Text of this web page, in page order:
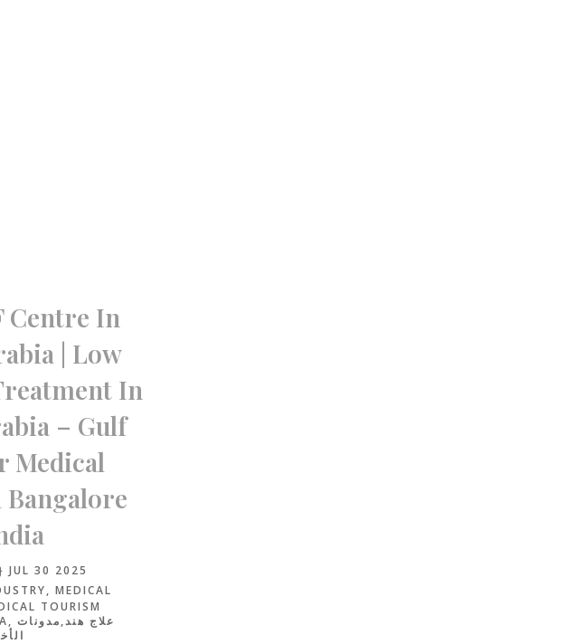
Centre In
| Low
In
– Gulf
Medical
JUL 30 2025
MEDICAL
TOURISM
علاج هند مدونات